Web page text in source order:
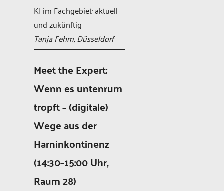
KI im Fachgebiet: aktuell
und zukünftig
Tanja Fehm, Düsseldorf
Meet the Expert:
Wenn es untenrum
tropft – (digitale)
Wege aus der
Harninkontinenz
(14:30–15:00 Uhr,
Raum 28)